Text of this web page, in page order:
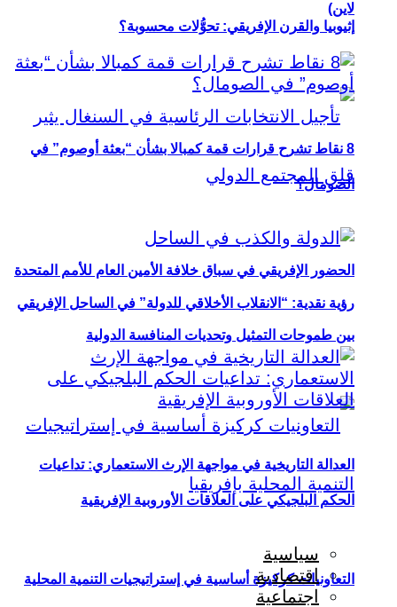
إثيوبيا والقرن الإفريقي: تحوُّلات محسوبة؟
الحضور الإفريقي في سباق خلافة الأمين العام للأمم المتحدة
بين طموحات التمثيل وتحديات المنافسة الدولية
التعاونيات كركيزة أساسية في إستراتيجيات التنمية المحلية
لاين)
8 نقاط تشرح قرارات قمة كمبالا بشأن “بعثة أوصوم” في
الصومال؟
رؤية نقدية: “الانقلاب الأخلاقي للدولة” في الساحل الإفريقي
العدالة التاريخية في مواجهة الإرث الاستعماري: تداعيات
الحكم البلجيكي على العلاقات الأوروبية الإفريقية
سياسية
اقتصادية
اجتماعية